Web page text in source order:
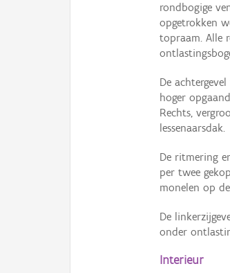
rondbogige
opgetrokken
topraam. Alle
De
hoger
Rechts,
lessenaarsdak.
De ritmering
per twee
monelen op
De
onder
Interieur